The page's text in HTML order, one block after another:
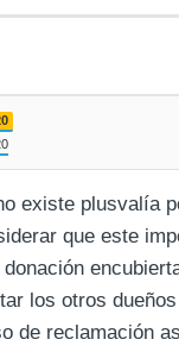
existe plusvalía
que este
los otros
de reclamación